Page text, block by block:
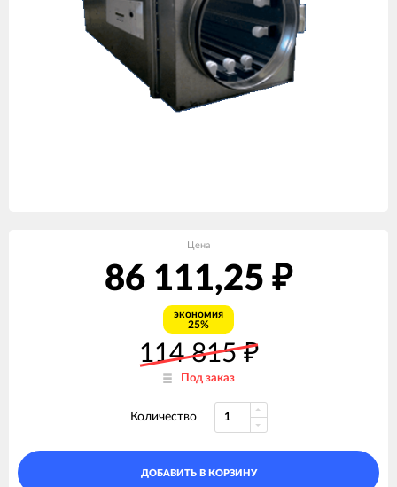
Цена
86 111,25 ₽
экономия
25%
114 815₽
Под заказ
Количество
ДОБАВИТЬ В КОРЗИНУ